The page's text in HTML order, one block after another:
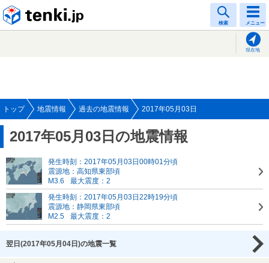
検索 メニュー
現在地
トップ 地震情報 過去の地震情報 2017年05月03日
2017年05月03日の地震情報
発生時刻：2017年05月03日00時01分頃
震源地：高知県東部頃
M3.6
最大震度：2
発生時刻：2017年05月03日22時19分頃
震源地：静岡県東部頃
M2.5
最大震度：2
翌日(2017年05月04日)の地震一覧